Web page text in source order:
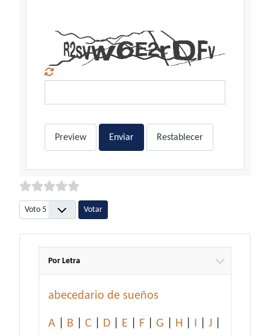
Preview Enviar Restablecer
Por favor, vote
Por Letra
abecedario de sueños
A B C D E F G H I J